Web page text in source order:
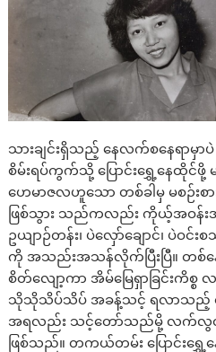
သားချင်းရှိသည့် နေလက်စနေရာမှ
စိမ်းရပ်ကွက်သို့ ပြောင်းရွှေ့နေထိုင်ဖို့
ဟေမာဇလဟူသော တစ်ခါမှ မစဉ်း
ဖြစ်သွား သည်ကလည်း ကိုယ့်အဝန်း
ဥယျာဉ်တန်း၊ ပဲလှော်ချောင်၊ ပဲဝင်
ကို အသည်းအသန်လိုက်ပြီးပြီ။ တစ်န
စိတ်လျော့ကာ အိမ်မြေရှာခြင်းကိ
သိုသိုသိပ်သိပ် အခန့်သင့် ရလာသည့် မြ
အရလည်း သင့်တော်သည်မို့ လက်လွ
ဖြစ်သည်။ တကယ်တမ်း ပြောင်းရွှ